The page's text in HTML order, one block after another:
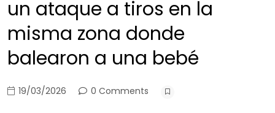
un ataque a tiros en la
misma zona donde
balearon a una bebé
19/03/2026 0 Comments